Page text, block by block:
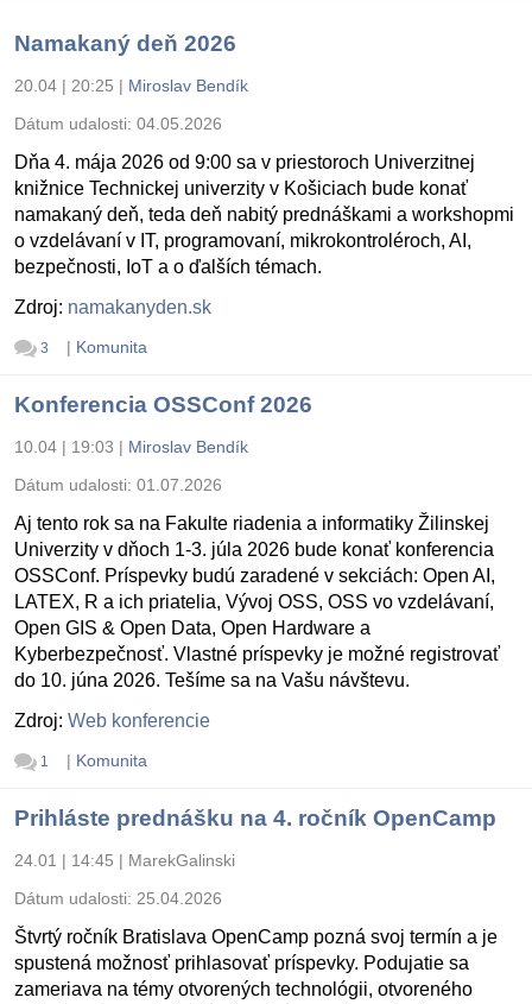
Namakaný deň 2026
20.04 | 20:25 | Miroslav Bendík
Dátum udalosti: 04.05.2026
Dňa 4. mája 2026 od 9:00 sa v priestoroch Univerzitnej
knižnice Technickej univerzity v Košiciach bude konať
namakaný deň, teda deň nabitý prednáškami a workshopmi
o vzdelávaní v IT, programovaní, mikrokontroléroch, AI,
bezpečnosti, IoT a o ďalších témach.
Zdroj: namakanyden.sk
3 | Komunita
Konferencia OSSConf 2026
10.04 | 19:03 | Miroslav Bendík
Dátum udalosti: 01.07.2026
Aj tento rok sa na Fakulte riadenia a informatiky Žilinskej
Univerzity v dňoch 1-3. júla 2026 bude konať konferencia
OSSConf. Príspevky budú zaradené v sekciách: Open AI,
LATEX, R a ich priatelia, Vývoj OSS, OSS vo vzdelávaní,
Open GIS & Open Data, Open Hardware a
Kyberbezpečnosť. Vlastné príspevky je možné registrovať
do 10. júna 2026. Tešíme sa na Vašu návštevu.
Zdroj: Web konferencie
1 | Komunita
Prihláste prednášku na 4. ročník OpenCamp
24.01 | 14:45 | MarekGalinski
Dátum udalosti: 25.04.2026
Štvrtý ročník Bratislava OpenCamp pozná svoj termín a je
spustená možnosť prihlasovať príspevky. Podujatie sa
zameriava na témy otvorených technológii, otvoreného